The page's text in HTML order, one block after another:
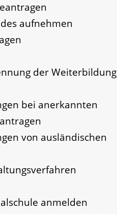
aufnehmen
der Weiterbildung
bei anerkannten
von ausländischen
anmelden